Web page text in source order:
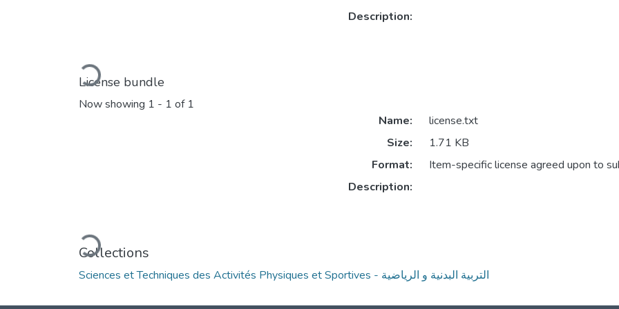
Loading...
Description:
License bundle
Now showing 1 - 1 of 1
Loading...
Name:
license.txt
Size:
1.71 KB
Format:
Item-specific license agreed upon to
Description:
Collections
Sciences et Techniques des Activités Physiques et Sportives - التربية البدنية و الرياضية